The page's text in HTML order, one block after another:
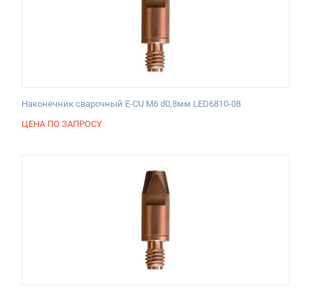
Наконечник сварочный E-CU М6 d0,8мм LED6810-08
ЦЕНА ПО ЗАПРОСУ